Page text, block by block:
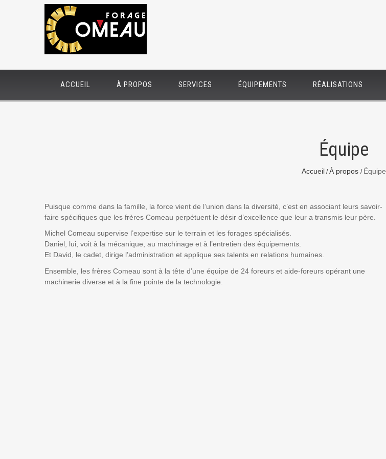
ACCUEIL À PROPOS SERVICES ÉQUIPEMENTS RÉALISATIONS
Équipe
Accueil À propos Équipe
Puisque comme dans la famille, la force vient de l’union dans la diversité, c’est en associant leurs savoir-
faire spécifiques que les frères Comeau perpétuent le désir d’excellence que leur a transmis leur père.
Michel Comeau supervise l’expertise sur le terrain et les forages spécialisés.
Daniel, lui, voit à la mécanique, au machinage et à l’entretien des équipements.
Et David, le cadet, dirige l’administration et applique ses talents en relations humaines.
Ensemble, les frères Comeau sont à la tête d’une équipe de 24 foreurs et aide-foreurs opérant une
machinerie diverse et à la fine pointe de la technologie.